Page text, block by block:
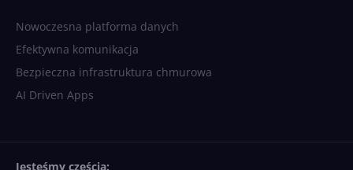
Nowoczesna platforma danych
Efektywna komunikacja
Bezpieczna infrastruktura chmurowa
AI Driven Apps
Jesteśmy częścią: